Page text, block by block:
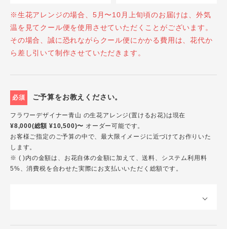
※生花アレンジの場合、5月〜10月上旬頃のお届けは、外気
温を見てクール便を使用させていただくことがございます。
その場合、誠に恐れながらクール便にかかる費用は、花代か
ら差し引いて制作させていただきます。
必須 ご予算をお教えください。
フラワーデザイナー青山 の生花アレンジ(置けるお花)は現在
¥8,000(総額 ¥10,500)〜 オーダー可能です。
お客様ご指定のご予算の中で、最大限イメージに近づけてお作りいた
します。
※ ( )内の金額は、お花自体の金額に加えて、送料、システム利用料
5%、消費税を合わせた実際にお支払いいただく総額です。